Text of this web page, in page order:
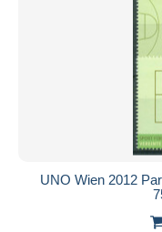
UNO Wien 2012